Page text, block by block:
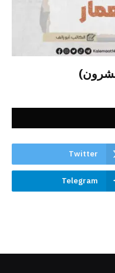
Twitter
Telegram